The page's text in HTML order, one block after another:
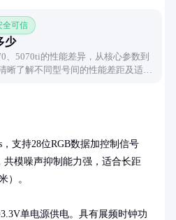
全可信
少
、5070ti的性能差异，从核心参数到
晰了解不同型号间的性能差距及适用
支持28位RGB数据加控制信号
共模噪声抑制能力强，适合长距
）。
单电源供电。具有展频时钟功